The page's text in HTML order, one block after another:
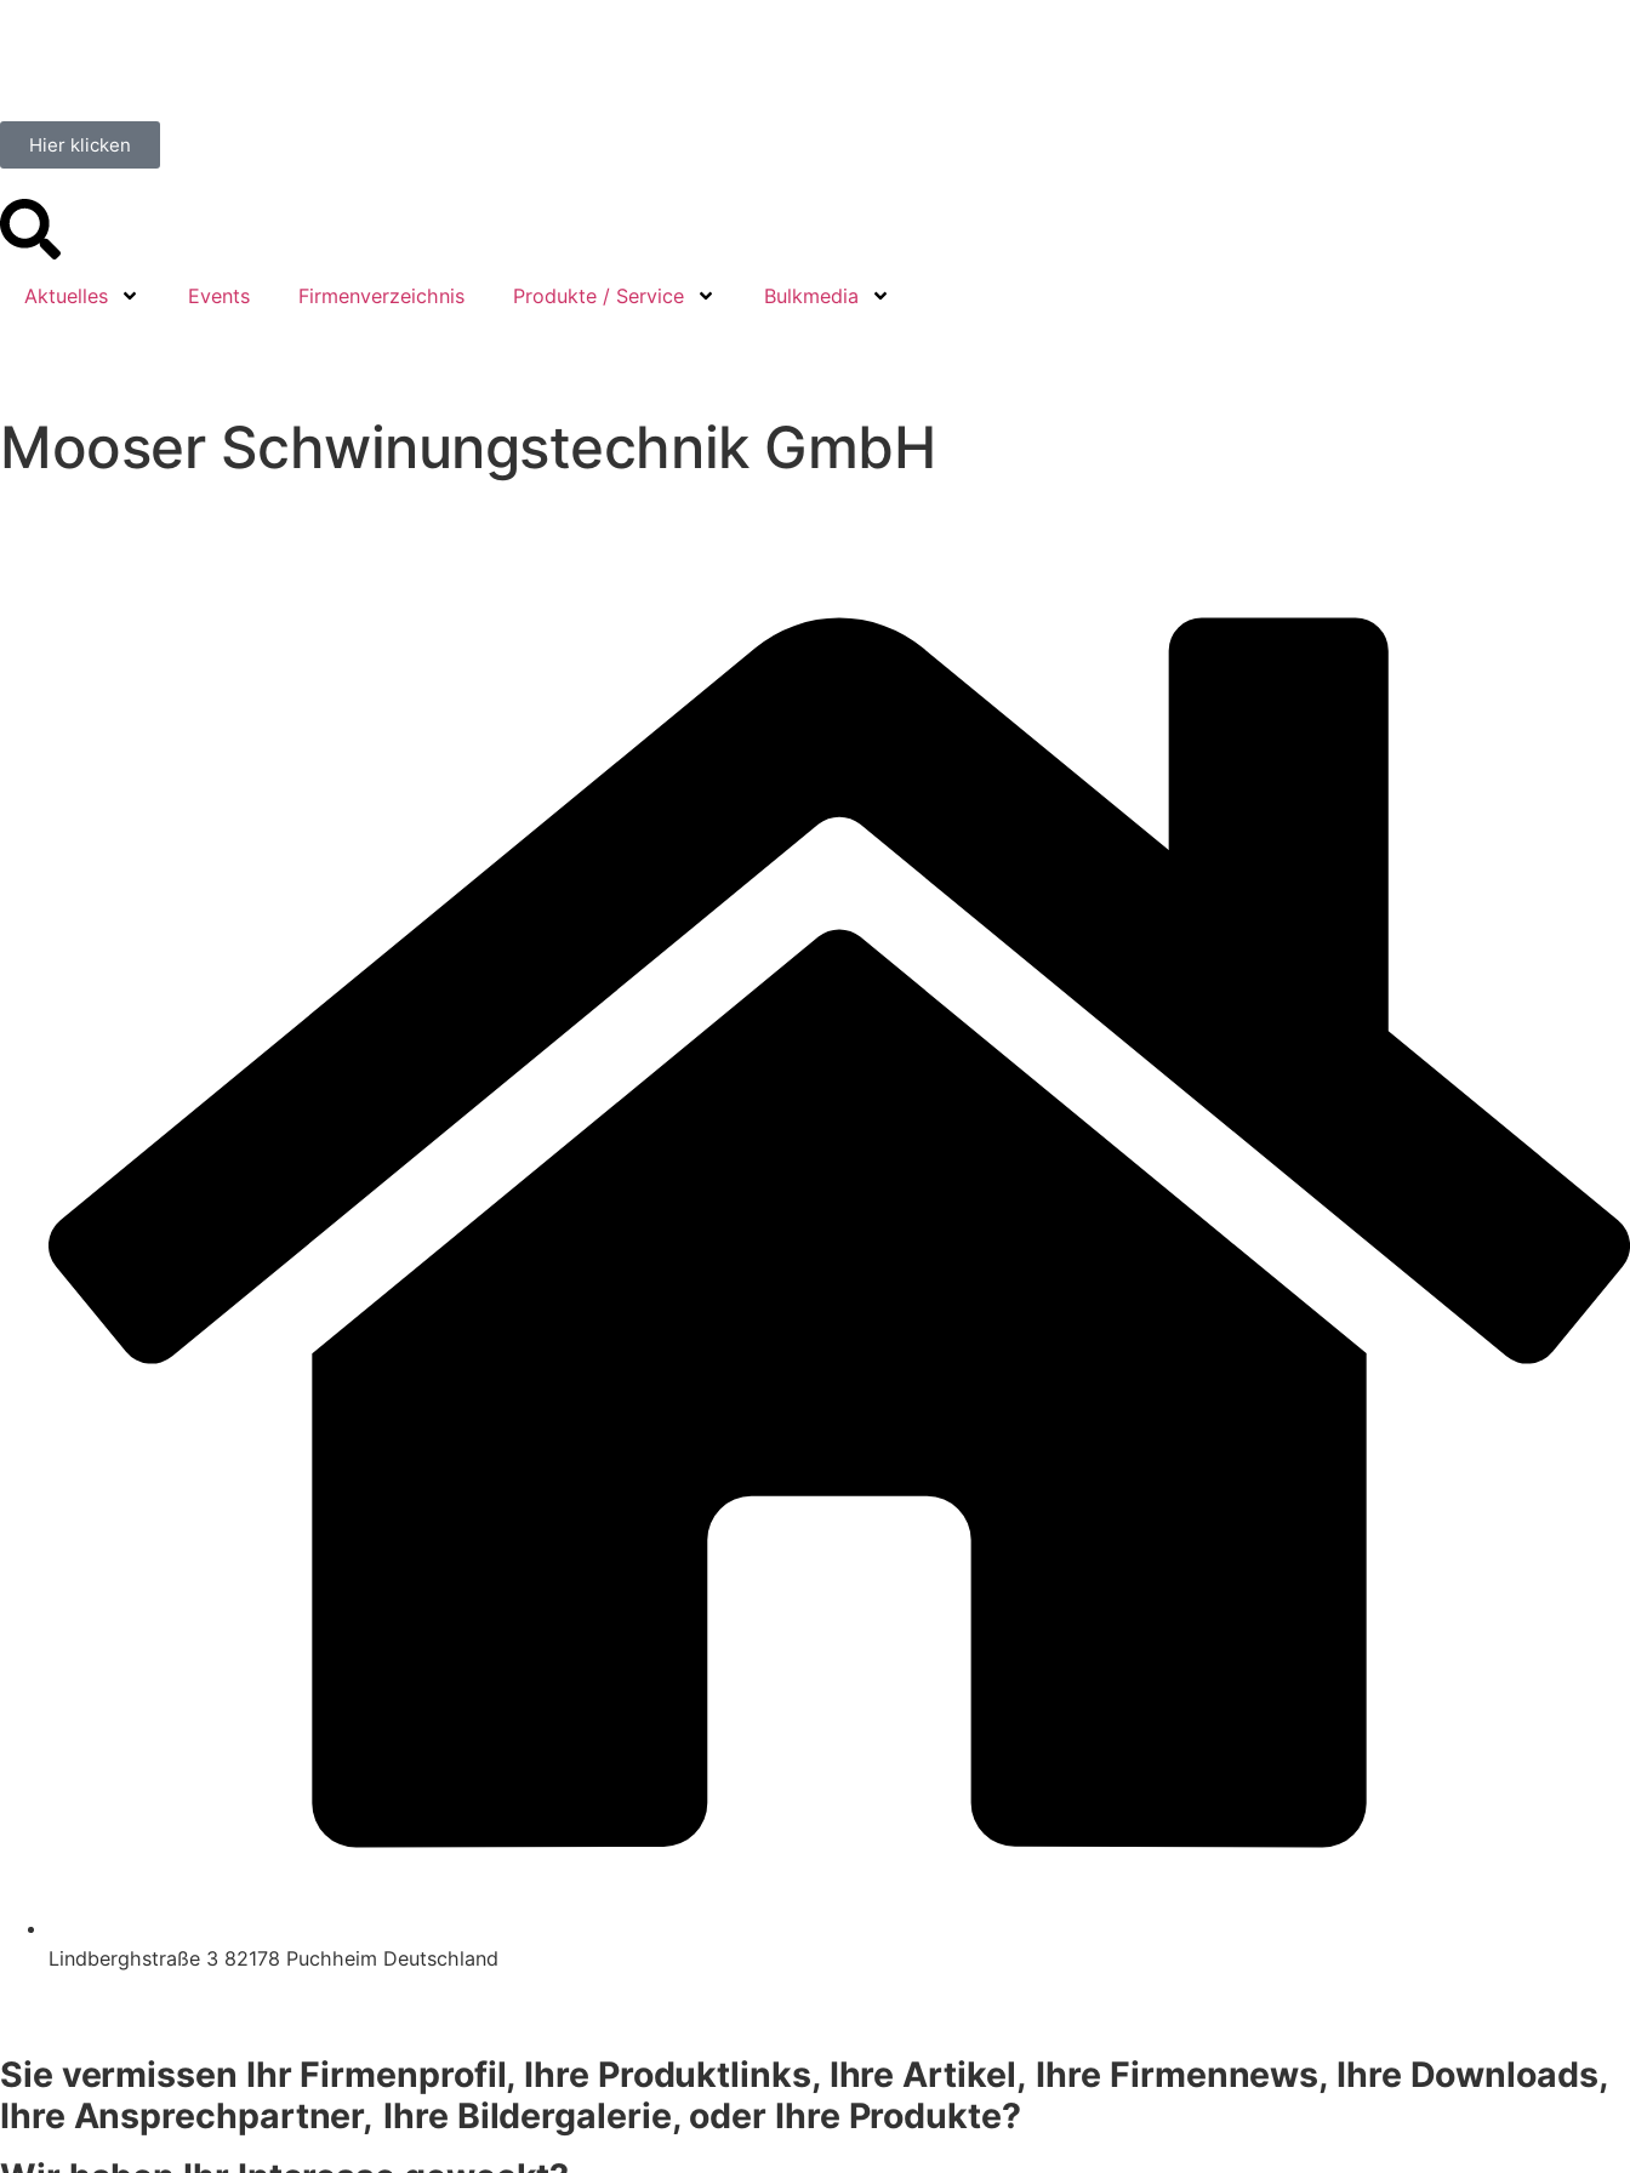
Hier klicken
Aktuelles Events Firmenverzeichnis Produkte / Service Bulkmedia
Mooser Schwinungstechnik GmbH
Lindberghstraße 3 82178 Puchheim Deutschland
Sie vermissen Ihr Firmenprofil, Ihre Produktlinks, Ihre Artikel, Ihre Firmennews, Ihre Downloads,
Ihre Ansprechpartner, Ihre Bildergalerie, oder Ihre Produkte?